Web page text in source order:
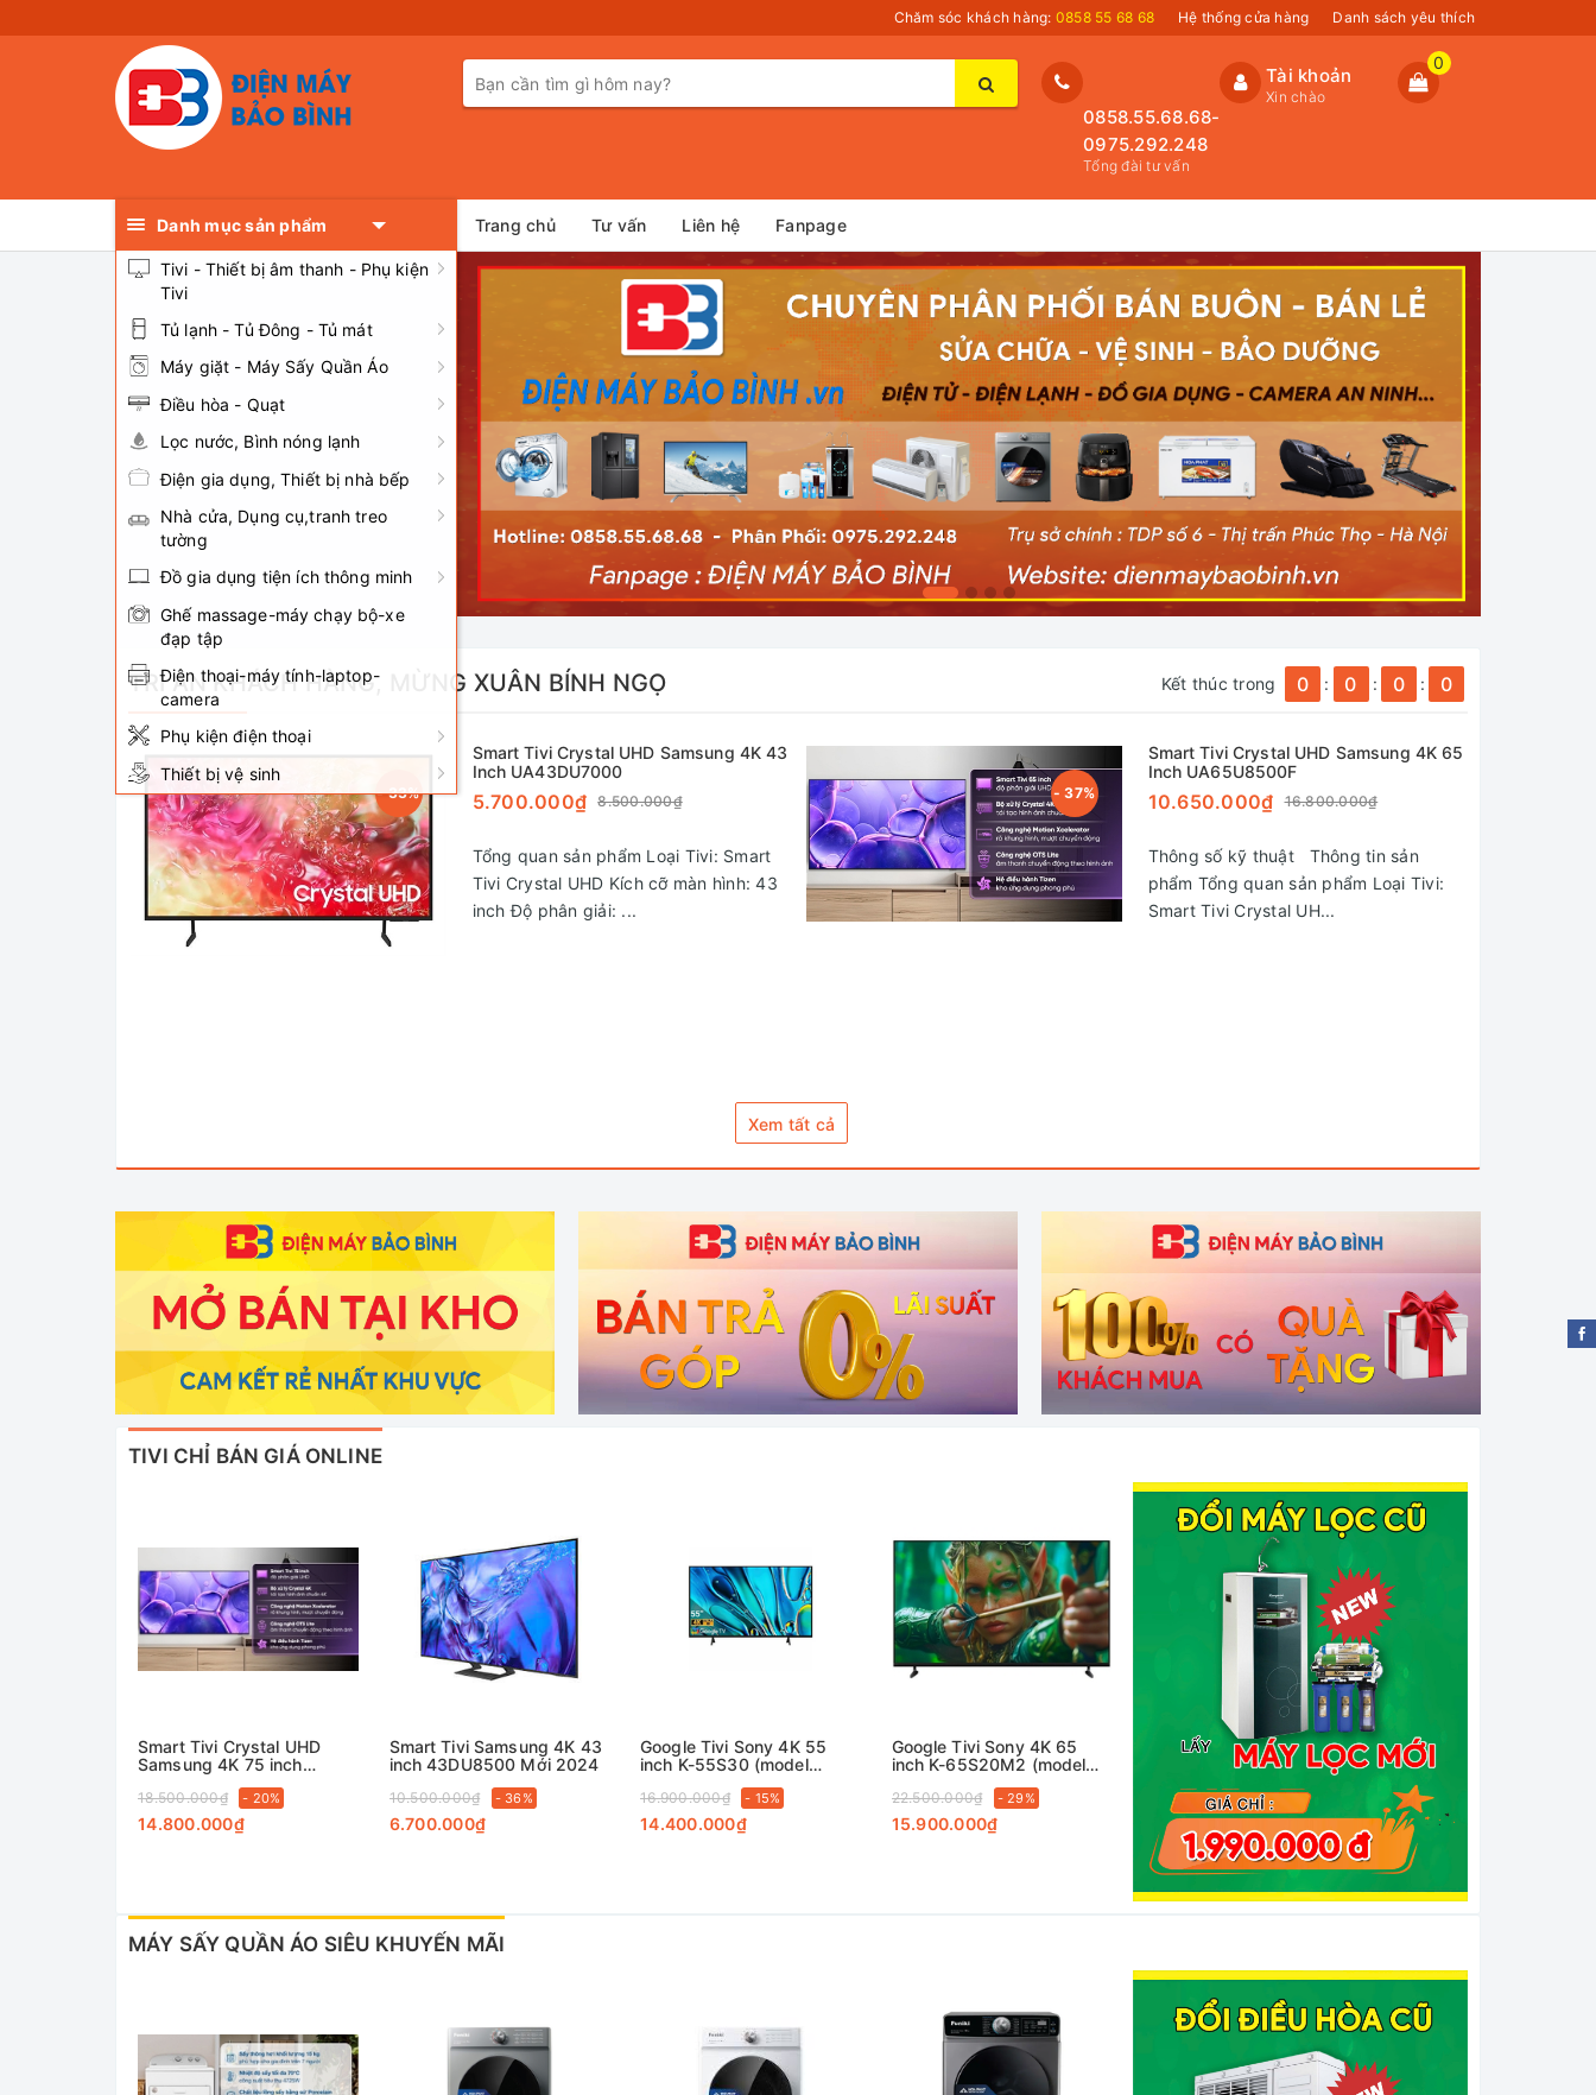
Chăm sóc khách hàng: 0858 55 68 68 Hệ thống cửa hàng Danh sách yêu thích
0858.55.68.68-
0975.292.248
Tổng đài tư vấn
Tài khoản
Xin chào
0
Danh mục sản phẩm
Tivi - Thiết bị âm thanh - Phụ kiện
Tivi
Tủ lạnh - Tủ Đông - Tủ mát
Máy giặt - Máy Sấy Quần Áo
Điều hòa - Quạt
Lọc nước, Bình nóng lạnh
Điện gia dụng, Thiết bị nhà bếp
Nhà cửa, Dụng cụ,tranh treo
tường
Đồ gia dụng tiện ích thông minh
Ghế massage-máy chạy bộ-xe
đạp tập
Điện thoại-máy tính-laptop-
camera
Phụ kiện điện thoại
Thiết bị vệ sinh
Trang chủ Tư vấn Liên hệ Fanpage
TRI ÂN KHÁCH HÀNG, MỪNG XUÂN BÍNH NGỌ Kết thúc trong 0 : 0 : 0 : 0
- 33%
Smart Tivi Crystal UHD Samsung 4K 43
Inch UA43DU7000
5.700.000₫ 8.500.000₫
Tổng quan sản phẩm Loại Tivi: Smart
Tivi Crystal UHD Kích cỡ màn hình: 43
inch Độ phân giải: ...
- 37%
Smart Tivi Crystal UHD Samsung 4K 65
Inch UA65U8500F
10.650.000₫ 16.800.000₫
Thông số kỹ thuật Thông tin sản
phẩm Tổng quan sản phẩm Loại Tivi:
Smart Tivi Crystal UH...
Xem tất cả
TIVI CHỈ BÁN GIÁ ONLINE
Smart Tivi Crystal UHD
Samsung 4K 75 inch
18.500.000₫ - 20%
14.800.000₫
Smart Tivi Samsung 4K 43
inch 43DU8500 Mới 2024
10.500.000₫ - 36%
6.700.000₫
Google Tivi Sony 4K 55
inch K-55S30 (model
16.900.000₫ - 15%
14.400.000₫
Google Tivi Sony 4K 65
inch K-65S20M2 (model
22.500.000₫ - 29%
15.900.000₫
Tivi LG 65 inch 65UA7350
UHD AI 4K 2025
14.500.000₫ - 21%
11.500.000₫
Smart Tivi QLED
4K 65 inch
QA65Q7F5AKXXV
18.500.000₫
12.000.000₫
MÁY SẤY QUẦN ÁO SIÊU KHUYẾN MÃI